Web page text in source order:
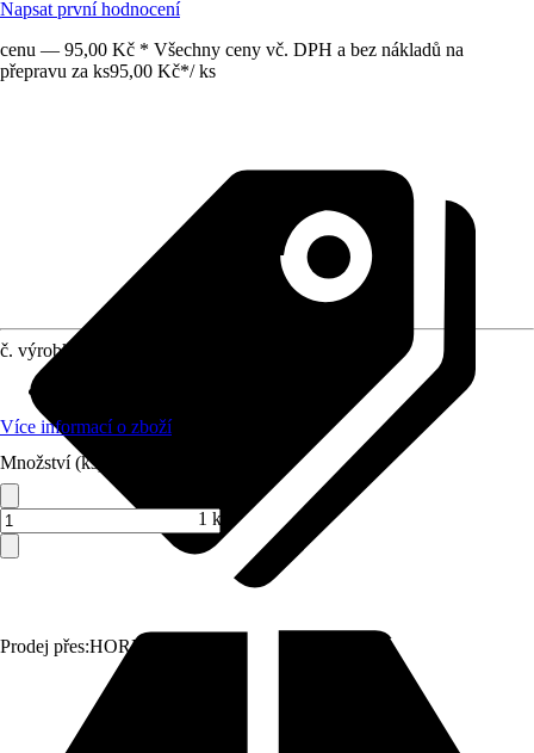
Napsat první hodnocení
cenu — 95,00 Kč * Všechny ceny vč. DPH a bez nákladů na
přepravu za ks95,00 Kč*/ ks
Prodej přes:HORNBACH
č. výrobku
Více informací o zboží
Množství (ks)
1 ks